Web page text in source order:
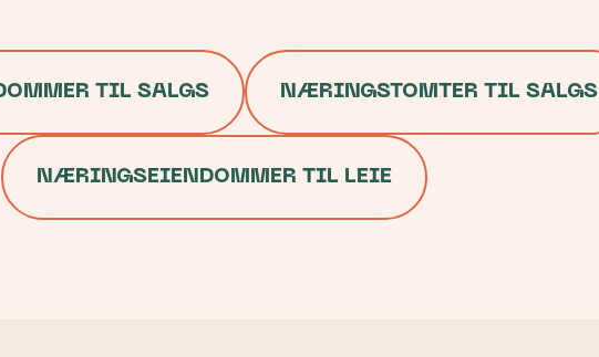
TIL SALGS NÆRINGSTOMTER TIL SALGS
NÆRINGSEIENDOMMER TIL LEIE